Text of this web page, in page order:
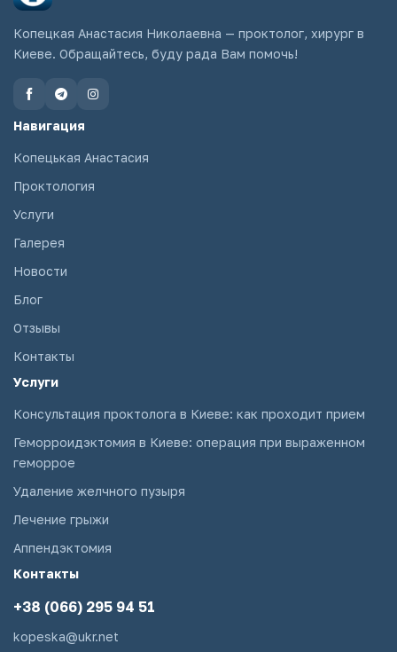
Копецкая Анастасия Николаевна — проктолог, хирург в
Киеве. Обращайтесь, буду рада Вам помочь!
Навигация
Копецькая Анастасия
Проктология
Услуги
Галерея
Новости
Блог
Отзывы
Контакты
Услуги
Консультация проктолога в Киеве: как проходит прием
Геморроидэктомия в Киеве: операция при выраженном
геморрое
Удаление желчного пузыря
Лечение грыжи
Аппендэктомия
Контакты
+38 (066) 295 94 51
kopeska@ukr.net